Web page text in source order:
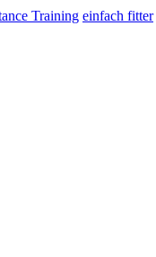
Training einfach fitter